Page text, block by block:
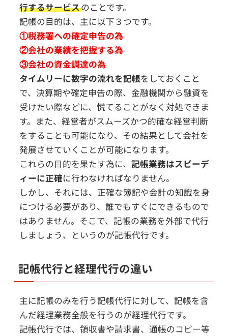
行するサービスのことです。
記帳の目的は、主に以下３つです。
①税務署への確定申告の為
②会社の業績を把握する為
③会社の資金調達の為
タイムリーに数字の流れを記帳をしておくこと
で、決算期や確定申告の際、金融機関から融資を
受けたい際などに、慌てることがなく対処できま
す。また、経営者がスムーズかつ的確な経営判断
をすることも可能になり、その結果として会社を
発展させていくことが可能になります。
これらの目的を果たす為に、記帳業務はスピーデ
ィーに正確に行わなければなりません。
しかし、それには、正確な簿記や会計の知識を身
につける必要があり、誰でもすぐにできるもので
はありません。そこで、記帳の業務を外部で代行
しましょう、というのが記帳代行です。
記帳代行と経理代行の違い
主に記帳のみを行う記帳代行に対して、記帳を含
んだ経理業務全般を行うのが経理代行です。
記帳代行では、領収書や請求書、通帳のコピー等